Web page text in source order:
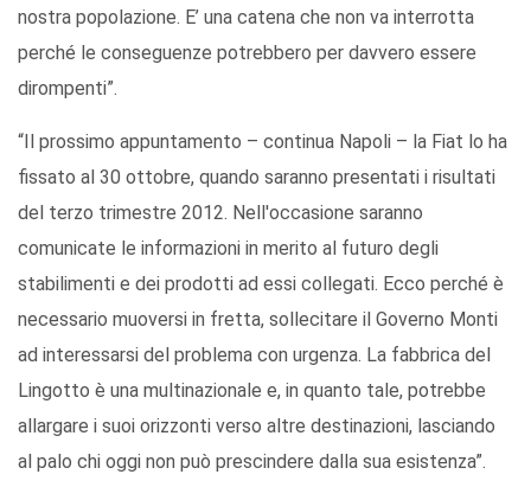
nostra popolazione. E’ una catena che non va interrotta
perché le conseguenze potrebbero per davvero essere
dirompenti”.
“Il prossimo appuntamento – continua Napoli – la Fiat lo ha
fissato al 30 ottobre, quando saranno presentati i risultati
del terzo trimestre 2012. Nell'occasione saranno
comunicate le informazioni in merito al futuro degli
stabilimenti e dei prodotti ad essi collegati. Ecco perché è
necessario muoversi in fretta, sollecitare il Governo Monti
ad interessarsi del problema con urgenza. La fabbrica del
Lingotto è una multinazionale e, in quanto tale, potrebbe
allargare i suoi orizzonti verso altre destinazioni, lasciando
al palo chi oggi non può prescindere dalla sua esistenza”.